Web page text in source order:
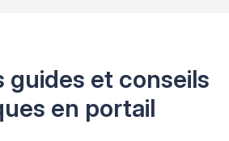
guides et conseils
en portail